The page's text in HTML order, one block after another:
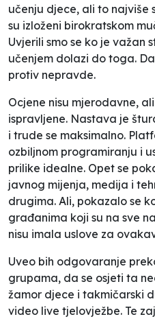
učenju djece, ali to najviše
su izloženi birokratskom
Uvjerili smo se ko je važan
učenjem dolazi do toga.
protiv nepravde.
Ocjene nisu mjerodavne,
ispravljene. Nastava je
i trude se maksimalno.
ozbiljnom programiranju i
prilike idealne. Opet se
javnog mijenja, medija i
drugima. Ali, pokazalo se
građanima koji su na sve
nisu imala uslove za
Uveo bih odgovaranje
grupama, da se osjeti ta
žamor djece i takmičarski
video live tjelovježbe. Te